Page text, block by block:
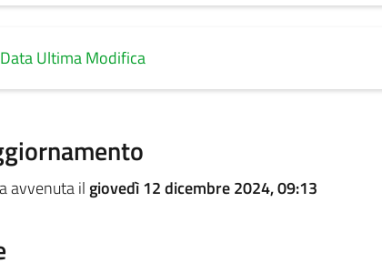
Data Ultima Modifica
avvenuta il giovedì 12 dicembre 2024, 09:13